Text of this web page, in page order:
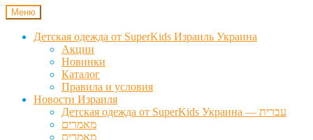
Меню
Детская одежда от SuperKids Израиль Украина
Акции
Новинки
Каталог
Правила и условия
Новости Израиля
Детская одежда от SuperKids Украина — עברית
מאמרים
מאמרים